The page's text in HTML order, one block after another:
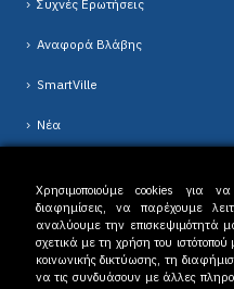
Συχνές Ερωτήσεις
Αναφορά Βλάβης
SmartVille
Νέα
Δ.Ε.Υ.Α. Δράμας © 2023. All
Χρησιμοποιούμε cookies για
διαφημίσεις, να παρέχουμε
αναλύουμε την επισκεψιμότητά
σχετικά με τη χρήση του
κοινωνικής δικτύωσης, τη
να τις συνδυάσουν με άλλες